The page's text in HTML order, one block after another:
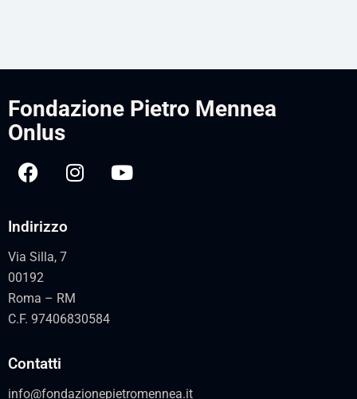
Fondazione Pietro Mennea
Onlus
Indirizzo
Via Silla, 7
00192
Roma – RM
C.F. 97406830584
Contatti
info@fondazionepietromennea.it